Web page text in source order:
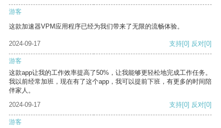
游客
这款加速器VPM应用程序已经为我们带来了无限的流畅体验。
2024-09-17 支持[0] 反对[0]
游客
这款app让我的工作效率提高了50%，让我能够更轻松地完成工作任务。
我以前经常加班，现在有了这个app，我可以提前下班，有更多的时间陪
伴家人。
2024-09-17
支持[0] 反对[0]
游客